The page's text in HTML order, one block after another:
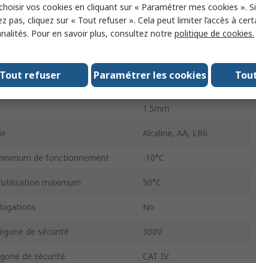
a.c.
3000A
maximum
1.5mm
Alcaline, AA, LR6
de fonctionnement -10°C
maximum 50°C
No
de sécurité 300V
de sécurité CAT IV
vos cookies en cliquant sur « Paramétrer mes cookies ».
pas, cliquez sur « Tout refuser ». Cela peut limiter l’accès à
Pour en savoir plus, consultez notre politique de cookies.
Paramétrer les cookies
Tout refuser